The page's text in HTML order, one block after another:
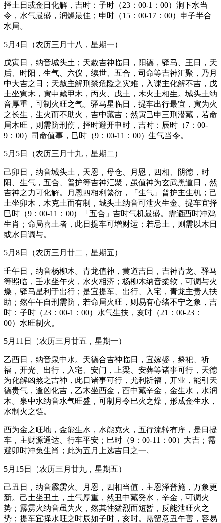
择土日或金日化解，吉时：子时（23：00-1：00）涧下水当
令，水气最盛，润燥最佳；申时（15：00-17：00）申子半合
水局。
5月4日（农历三月十八，星期一）
戊寅日，纳音城头土；天赦吉神临日，阳德，驿马、王日，天
后、时阳，生气、六仪，续世、五合，司命等吉神汇聚，乃月
中大吉之日；天赦主解刑禁危险之灾难，入课主化解不吉，戊
土坐寅木，寅中藏甲木，丙火、戊土，木火土相生。城头土纳
音厚重，可制火旺之气。驿马星临日，提车出行最宜，寅为火
之长生，生火而不助火，吉中藏吉；然寅巳申三刑潜藏，若命
局木旺，则需防刑伤，择时避开申时，吉时：辰时（7：00-
9：00）司命值事，巳时（9：00-11：00）生气当令。
5月5日（农历三月十九，星期二）
己卯日，纳音城头土，天恩，母仓、月恩，四相、阴德，时
阳、生气，五合、普护等吉神汇聚，虽值神为玄武黑道日，然
吉神之力可化解。月恩四相利繁衍，「生气」普护主生机；己
土坐卯木，木克土而有制，城头土纳音可泄火生金。提车宜择
巳时（9：00-11：00）「五合」吉时气机最盛。需避酉时冲鸡
生肖；命局喜土者，此日提车可增财运；若忌土，则需以木日
或水日调与。
5月8日（农历三月廿二，星期五）
壬午日，纳音杨柳木。青龙值神，黄道吉日，吉神青龙、驿马
等照临，壬水坐午火，水火相济；杨柳木纳音柔软，可调与火
燥，驿马星利于出行；是宜提车、出行、入宅，青龙主贵人扶
助；然午午自刑需防，若命局火旺，则易有心绪不宁之象，吉
时：子时（23：00-1：00）水气生扶，亥时（21：00-23：
00）水旺制火。
5月11日（农历三月廿五，星期一）
乙酉日，纳音泉中水。天德合吉神临日，宜嫁娶，祭祀、祈
福，开光、出行，入宅、安门，上梁、安葬等诸事可行，天德
为化解凶煞之吉神，此日诸事可行，尤利祈福，开业，能引天
德贵气，逢凶化吉，乙木坐酉金，酉中藏辛金，金生水，水润
木。泉中水纳音水气旺盛，可制月令巳火之燥，形成金生水，
水制火之链。
酉为金之旺地，金能生水，水能克火，五行流转有序，是日提
车，主财源通达、行车平安；巳时（9：00-11：00）大吉；需
避卯时冲兔生肖；此为五月上选吉日之一。
5月15日（农历三月廿九，星期五）
己丑日，纳音霹雳火。月恩，四相当值，主恩泽普施，万象更
新。己土坐丑土，土气厚重，然丑中藏癸水，辛金，可调火
势；霹雳火纳音虽为火，然其性猛烈而短暂，反能泄旺火之
势；提车宜择水旺之时辰如子时，亥时。需留意丑午害，容易